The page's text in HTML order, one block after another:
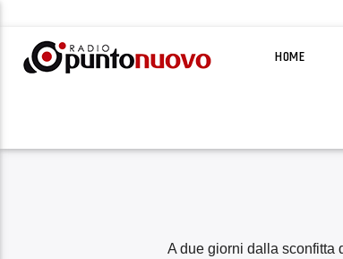
HOME
A due giorni dalla sconfitta